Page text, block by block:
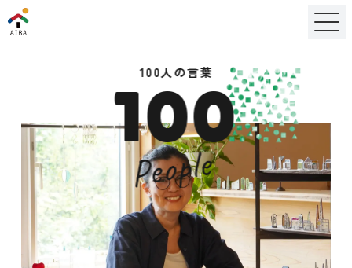
100人の言葉
100
People